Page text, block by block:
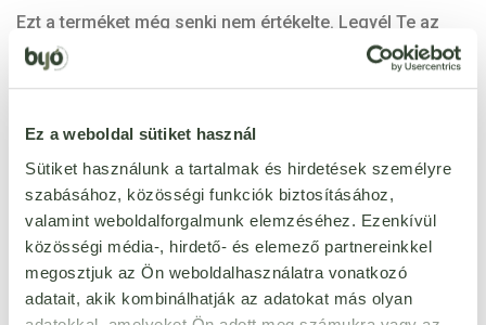
Ez a weboldal sütiket használ
Sütiket használunk a tartalmak és hirdetések személyre
szabásához, közösségi funkciók biztosításához,
valamint weboldalforgalmunk elemzéséhez. Ezenkívül
közösségi média-, hirdető- és elemező partnereinkkel
megosztjuk az Ön weboldalhasználatra vonatkozó
adatait, akik kombinálhatják az adatokat más olyan
Ezt a terméket még senki nem értékelte. Legyél Te az
első!
ÉRTÉKELÉST ÍROK
Ennyi csillagot adok